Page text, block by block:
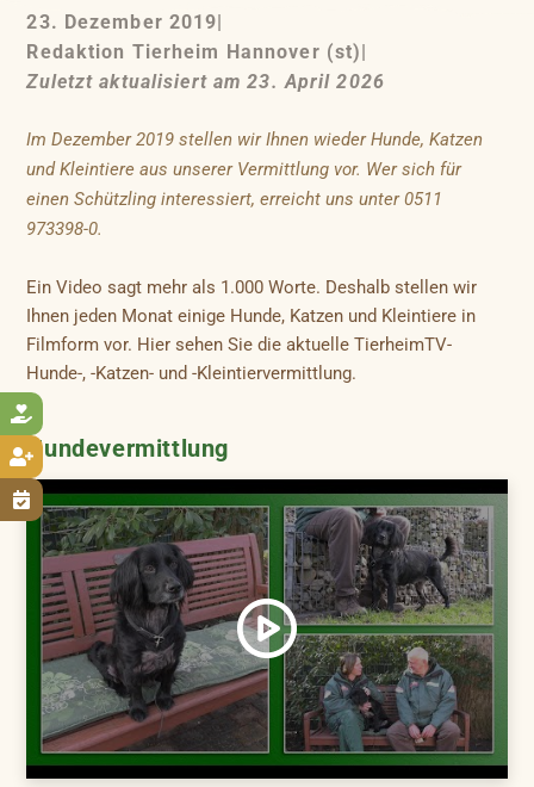



23. Dezember 2019
Redaktion Tierheim Hannover (st)
Zuletzt aktualisiert am 23. April 2026
Im Dezember 2019 stellen wir Ihnen wieder Hunde, Katzen
und Kleintiere aus unserer Vermittlung vor. Wer sich für
einen Schützling interessiert, erreicht uns unter 0511
973398-0.
Ein Video sagt mehr als 1.000 Worte. Deshalb stellen wir
Ihnen jeden Monat einige Hunde, Katzen und Kleintiere in
Filmform vor. Hier sehen Sie die aktuelle TierheimTV-
Hunde-, -Katzen- und -Kleintiervermittlung.
Hundevermittlung